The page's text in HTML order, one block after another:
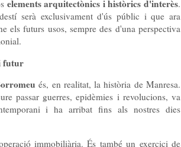
elements arquitectònics i històrics d'interès.
serà exclusivament d'ús públic i que ara
els futurs usos, sempre des d'una perspectiva
futur
és, en realitat, la història de Manresa.
passar guerres, epidèmies i revolucions, va
i ha arribat fins als nostres dies
immobiliària. És també un exercici de